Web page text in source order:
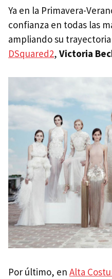
Ya en la Primavera-
confianza en todas las
ampliando su
DSquared2, Victoria
Por último, en Alta